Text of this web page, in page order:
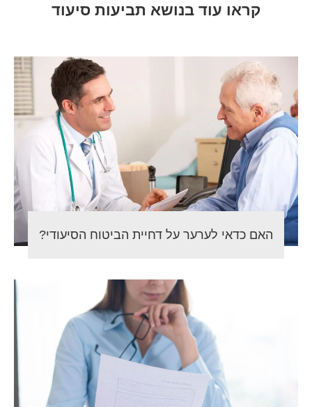
קראו עוד בנושא תביעות סיעוד
האם כדאי לערער על דחיית הביטוח הסיעודי?